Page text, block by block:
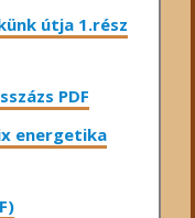
útja 1.rész
PDF
energetika